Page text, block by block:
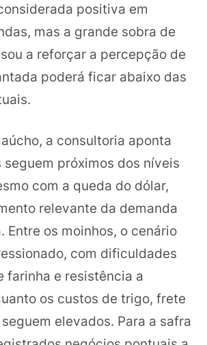
positiva em
mas a grande sobra de
a reforçar a percepção de
poderá ficar abaixo das
a consultoria aponta
seguem próximos dos níveis
com a queda do dólar,
relevante da demanda
Entre os moinhos, o cenário
com dificuldades
farinha e resistência a
os custos de trigo, frete
elevados. Para a safra